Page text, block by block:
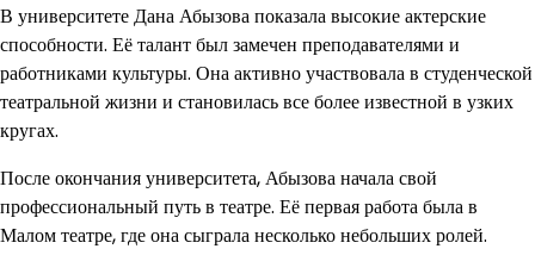
В университете Дана Абызова показала высокие актерские
способности. Её талант был замечен преподавателями и
работниками культуры. Она активно участвовала в студенческой
театральной жизни и становилась все более известной в узких
кругах.
После окончания университета, Абызова начала свой
профессиональный путь в театре. Её первая работа была в
Малом театре, где она сыграла несколько небольших ролей.